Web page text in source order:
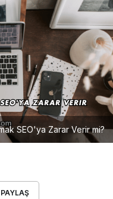
SEO'ya Zarar Verir mi?
PAYLAŞ